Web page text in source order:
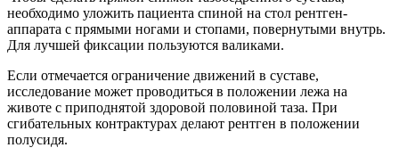
необходимо уложить пациента спиной на стол рентген-
аппарата с прямыми ногами и стопами, повернутыми внутрь.
Для лучшей фиксации пользуются валиками.
Если отмечается ограничение движений в суставе,
исследование может проводиться в положении лежа на
животе с приподнятой здоровой половиной таза. При
сгибательных контрактурах делают рентген в положении
полусидя.